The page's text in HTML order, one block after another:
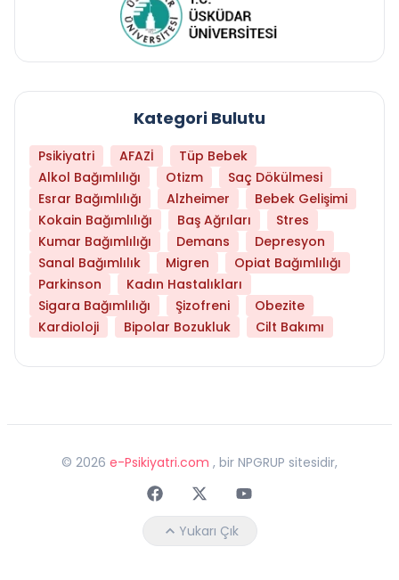
Kategori Bulutu
Psikiyatri AFAZİ
Tüp Bebek
Alkol Bağımlılığı
Otizm
Saç Dökülmesi
Esrar Bağımlılığı
Alzheimer
Bebek Gelişimi
Kokain Bağımlılığı
Baş Ağrıları
Stres
Kumar Bağımlılığı
Demans
Depresyon
Sanal Bağımlılık
Migren
Opiat Bağımlılığı
Parkinson
Kadın Hastalıkları
Sigara Bağımlılığı
Şizofreni
Obezite
Kardioloji
Bipolar Bozukluk Cilt Bakımı
© 2026 e-Psikiyatri.com , bir NPGRUP sitesidir,
FaceebokTwitterYoutube
Yukarı Çık